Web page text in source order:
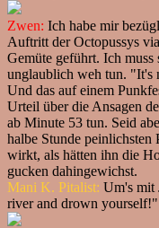
Zwen: Ich habe mir
Auftritt der Octopussys
Gemüte geführt. Ich muss
unglaublich weh tun. "It's
Und das auf einem
Urteil über die Ansagen
ab Minute 53 tun. Seid
halbe Stunde peinlichsten
wirkt, als hätten ihn die
gucken dahingewichst.
Mani K. Pitalist: Um's mit
river and drown yourself!"